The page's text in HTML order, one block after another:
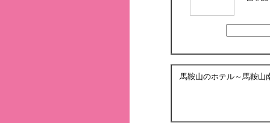
馬鞍山のホテル～馬鞍山